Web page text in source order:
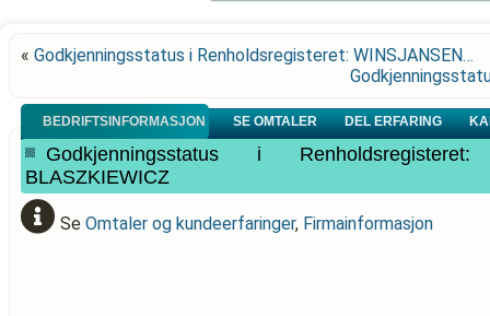
« Godkjenningsstatus i Renholdsregisteret: WINSJANSEN…
BEDRIFTSINFORMASJON SE OMTALER DEL ERFARING
Godkjenningsstatus i
BLASZKIEWICZ
Se Omtaler og kundeerfaringer, Firmainformasjon